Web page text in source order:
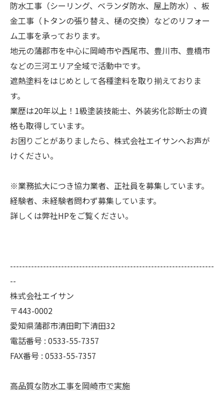
防水工事（シーリング、ベランダ防水、屋上防水）、板
金工事（トタンの張り替え、樋の交換）などのリフォー
ム工事を承っております。
地元の蒲郡市を中心に岡崎市や西尾市、豊川市、豊橋市
などの三河エリア全域で活動中です。
遮熱塗料をはじめとして各種塗料を取り揃えておりま
す。
業歴は20年以上！1級塗装技能士、外装劣化診断士の資
格も取得しています。
お困りごとがありましたら、株式会社エイサンへお声が
けください。
※業務拡大につき協力業者、正社員を募集しています。
経験者、未経験者問わず募集しています。
詳しくは弊社HPをご覧ください。
--------------------------------------------------------------------
--
株式会社エイサン
〒443-0002
愛知県蒲郡市清田町下清田32
電話番号 : 0533-55-7357
FAX番号 : 0533-55-7357
高品質な防水工事を岡崎市で実施